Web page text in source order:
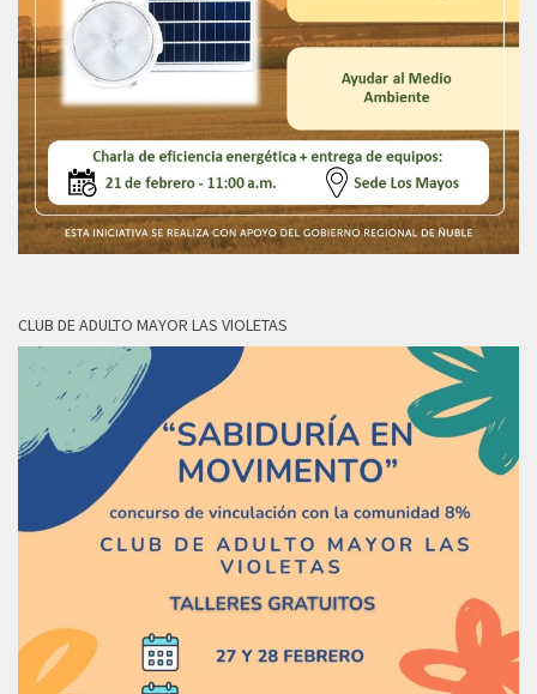
CLUB DE ADULTO MAYOR LAS VIOLETAS